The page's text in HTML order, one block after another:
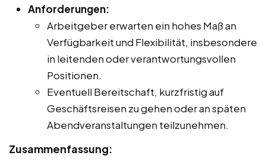
Anforderungen:
Arbeitgeber erwarten ein hohes Maß an
Verfügbarkeit und Flexibilität, insbesondere
in leitenden oder verantwortungsvollen
Positionen.
Eventuell Bereitschaft, kurzfristig auf
Geschäftsreisen zu gehen oder an späten
Abendveranstaltungen teilzunehmen.
Zusammenfassung: